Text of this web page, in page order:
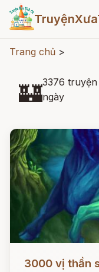
Trang chủ >
🏰3376 truyện
ngày
3000 vị thần